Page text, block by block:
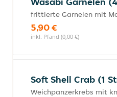
frittierte Garnelen mit
5,90 €
inkl. Pfand (0,00 €)
Soft Shell Crab (1
Weichpanzerkrebs mit